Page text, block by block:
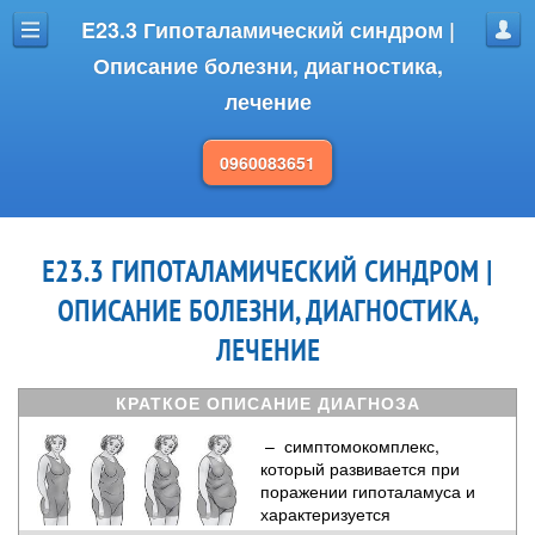
E23.3 Гипоталамический синдром |
Описание болезни, диагностика,
лечение
0960083651
E23.3 ГИПОТАЛАМИЧЕСКИЙ СИНДРОМ |
ОПИСАНИЕ БОЛЕЗНИ, ДИАГНОСТИКА,
ЛЕЧЕНИЕ
КРАТКОЕ ОПИСАНИЕ ДИАГНОЗА
– симптомокомплекс,
который развивается при
поражении гипоталамуса и
характеризуется